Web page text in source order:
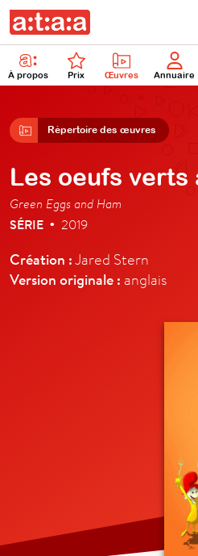
À propos Prix Œuvres Annuaire
Répertoire des œuvres
Les oeufs verts
Green Eggs and Ham
SÉRIE • 2019
Création :Jared Stern
Version originale : anglais